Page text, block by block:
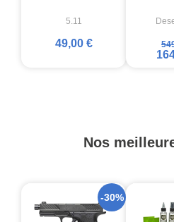
5.11
49,00 €
Nos
-30%